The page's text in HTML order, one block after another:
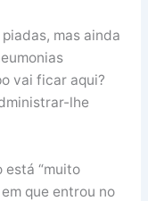
mas ainda
vai ficar aqui?
lhe
está “muito
que entrou no